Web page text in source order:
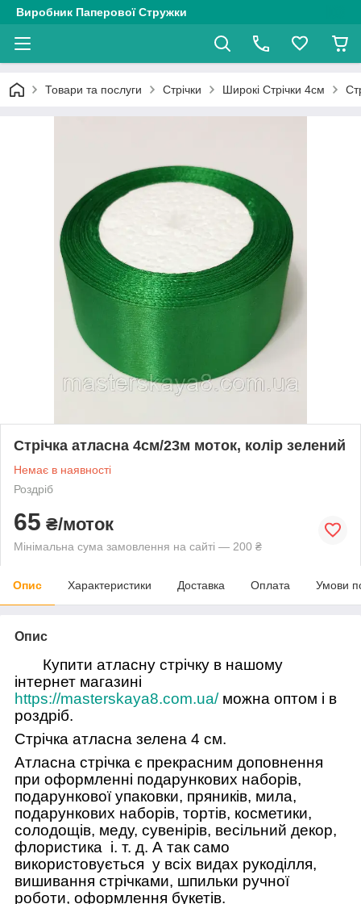
Виробник Паперової Стружки
Товари та послуги Стрічки Широкі Стрічки 4см
Стрічка атласна 4см/23м моток, колір зелений
Немає в наявності
Роздріб
65 ₴/моток
Мінімальна сума замовлення на сайті — 200 ₴
Опис Характеристики Доставка Оплата Умови
Опис
Купити атласну стрічку в нашому
інтернет магазині
https://masterskaya8.com.ua/можна оптом і в
роздріб.
Стрічка атласна зелена 4 см.
Атласна стрічка є прекрасним доповнення
при оформленні подарункових наборів,
подарункової упаковки, пряників, мила,
подарункових наборів, тортів, косметики,
солодощів, меду, сувенірів, весільний декор,
флористика і. т. д. А так само
використовується у всіх видах рукоділля,
вишивання стрічками, шпильки ручної
роботи, оформлення букетів.